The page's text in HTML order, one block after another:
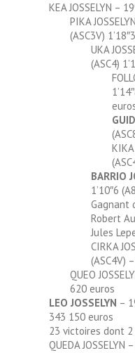
KEA JOSSELYN –
PIKA
(ASC3V)
UKA
(ASC4)
BARRIO
1’10″6
Gagnant
Robert
Jules
CIRKA
(ASC4V)
QUEO
620 euros
LEO JOSSELYN –
343 150 euros
23 victoires dont 2
QUEDA